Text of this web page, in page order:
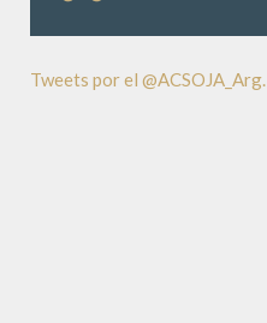
Tweets por el @ACSOJA_Arg.